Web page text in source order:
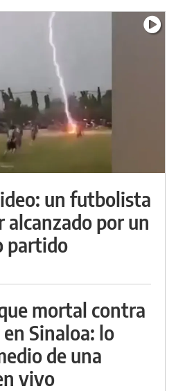
un futbolista
alcanzado por un
partido
mortal contra
Sinaloa: lo
de una
vivo